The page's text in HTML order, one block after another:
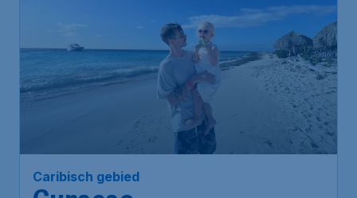
Caribisch gebied